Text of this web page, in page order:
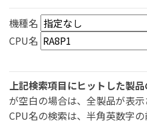
機種名
CPU名
上記検索項目にヒットした製品
が空白の場合は、全製品が表示
CPU名の検索は、半角英数字